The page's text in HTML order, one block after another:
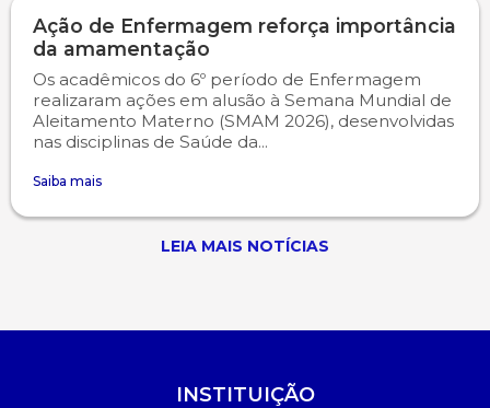
Ação de Enfermagem reforça importância
da amamentação
Os acadêmicos do 6º período de Enfermagem
realizaram ações em alusão à Semana Mundial de
Aleitamento Materno (SMAM 2026), desenvolvidas
nas disciplinas de Saúde da...
Saiba mais
LEIA MAIS NOTÍCIAS
INSTITUIÇÃO